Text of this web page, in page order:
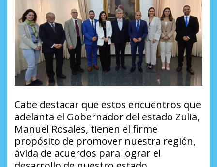
Cabe destacar que estos encuentros que
adelanta el Gobernador del estado Zulia,
Manuel Rosales, tienen el firme
propósito de promover nuestra región,
ávida de acuerdos para lograr el